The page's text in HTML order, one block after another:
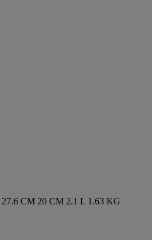
27.6 CM 20 CM 2.1 L 1.63 KG